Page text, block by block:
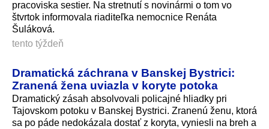
pracoviska sestier. Na stretnutí s novinármi o tom vo
štvrtok informovala riaditeľka nemocnice Renáta
Šuláková.
tento týždeň
Dramatická záchrana v Banskej Bystrici:
Zranená žena uviazla v koryte potoka
Dramatický zásah absolvovali policajné hliadky pri
Tajovskom potoku v Banskej Bystrici. Zranenú ženu, ktorá
sa po páde nedokázala dostať z koryta, vyniesli na breh a